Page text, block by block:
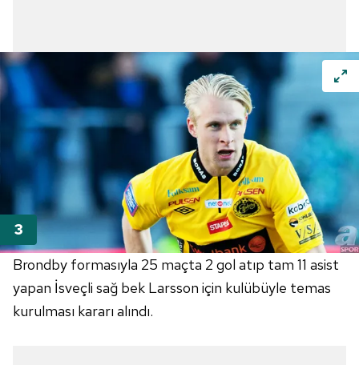
Brondby formasıyla 25 maçta 2 gol atıp tam 11 asist
yapan İsveçli sağ bek Larsson için kulübüyle temas
kurulması kararı alındı.